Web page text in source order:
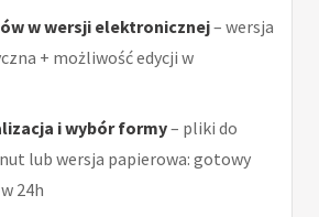
w wersji elektronicznej– wersja
+ możliwość edycji w
i wybór formy– pliki do
lub wersja papierowa: gotowy
24h